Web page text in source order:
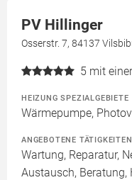
PV Hillinger
Osserstr. 7, 84137
5 mit
HEIZUNG SPEZIALGEBIETE
Wärmepumpe,
ANGEBOTENE TÄTIGKEITEN
Wartung, Reparatur,
Austausch, Beratung,